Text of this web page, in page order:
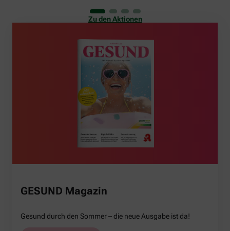
Zu den Aktionen
GESUND Magazin
Gesund durch den Sommer – die neue Ausgabe ist da!